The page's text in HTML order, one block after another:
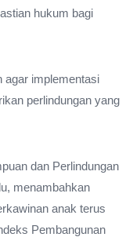
hukum bagi
agar implementasi
perlindungan yang
dan Perlindungan
menambahkan
anak terus
Pembangunan